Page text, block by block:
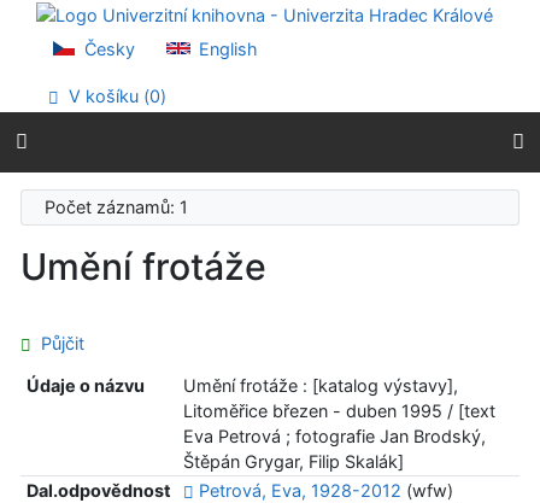
Přejít na obsah
Přejít na menu
Prohlášení o webové přístupnosti
Česky English
V košíku (0)
Počet záznamů: 1
Umění frotáže
Půjčit
Údaje o názvu
Umění frotáže : [katalog výstavy],
Litoměřice březen - duben 1995 / [text
Eva Petrová ; fotografie Jan Brodský,
Štěpán Grygar, Filip Skalák]
Dal.odpovědnost
Petrová, Eva, 1928-2012 (wfw)